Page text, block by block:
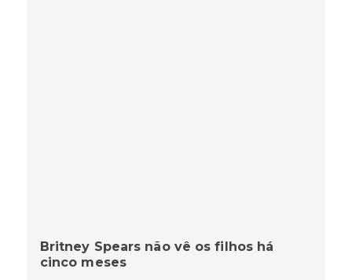
Britney Spears não vê os filhos há
cinco meses